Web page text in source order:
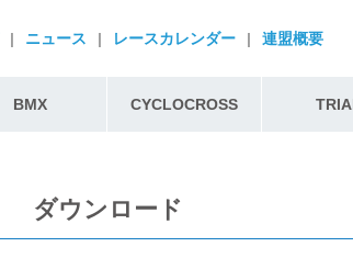
| ニュース | レースカレンダー | 連盟概要
BMX CYCLOCROSS
ダウンロード